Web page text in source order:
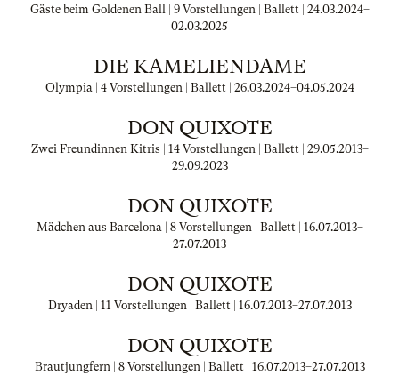
Gäste beim Goldenen Ball | 9 Vorstellungen | Ballett | 24.03.2024–
02.03.2025
DIE KAMELIENDAME
Olympia | 4 Vorstellungen | Ballett | 26.03.2024–04.05.2024
DON QUIXOTE
Zwei Freundinnen Kitris | 14 Vorstellungen | Ballett | 29.05.2013–
29.09.2023
DON QUIXOTE
Mädchen aus Barcelona | 8 Vorstellungen | Ballett | 16.07.2013–
27.07.2013
DON QUIXOTE
Dryaden | 11 Vorstellungen | Ballett | 16.07.2013–27.07.2013
DON QUIXOTE
Brautjungfern | 8 Vorstellungen | Ballett | 16.07.2013–27.07.2013